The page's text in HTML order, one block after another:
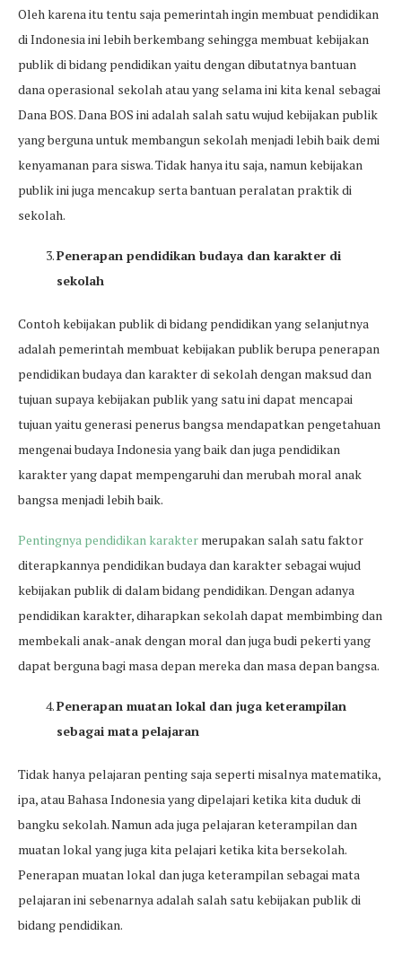
Oleh karena itu tentu saja pemerintah ingin membuat pendidikan
di Indonesia ini lebih berkembang sehingga membuat kebijakan
publik di bidang pendidikan yaitu dengan dibutatnya bantuan
dana operasional sekolah atau yang selama ini kita kenal sebagai
Dana BOS. Dana BOS ini adalah salah satu wujud kebijakan publik
yang berguna untuk membangun sekolah menjadi lebih baik demi
kenyamanan para siswa. Tidak hanya itu saja, namun kebijakan
publik ini juga mencakup serta bantuan peralatan praktik di
sekolah.
Penerapan pendidikan budaya dan karakter di
sekolah
Contoh kebijakan publik di bidang pendidikan yang selanjutnya
adalah pemerintah membuat kebijakan publik berupa penerapan
pendidikan budaya dan karakter di sekolah dengan maksud dan
tujuan supaya kebijakan publik yang satu ini dapat mencapai
tujuan yaitu generasi penerus bangsa mendapatkan pengetahuan
mengenai budaya Indonesia yang baik dan juga pendidikan
karakter yang dapat mempengaruhi dan merubah moral anak
bangsa menjadi lebih baik.
Pentingnya pendidikan karakter merupakan salah satu faktor
diterapkannya pendidikan budaya dan karakter sebagai wujud
kebijakan publik di dalam bidang pendidikan. Dengan adanya
pendidikan karakter, diharapkan sekolah dapat membimbing dan
membekali anak-anak dengan moral dan juga budi pekerti yang
dapat berguna bagi masa depan mereka dan masa depan bangsa.
Penerapan muatan lokal dan juga keterampilan
sebagai mata pelajaran
Tidak hanya pelajaran penting saja seperti misalnya matematika,
ipa, atau Bahasa Indonesia yang dipelajari ketika kita duduk di
bangku sekolah. Namun ada juga pelajaran keterampilan dan
muatan lokal yang juga kita pelajari ketika kita bersekolah.
Penerapan muatan lokal dan juga keterampilan sebagai mata
pelajaran ini sebenarnya adalah salah satu kebijakan publik di
bidang pendidikan.